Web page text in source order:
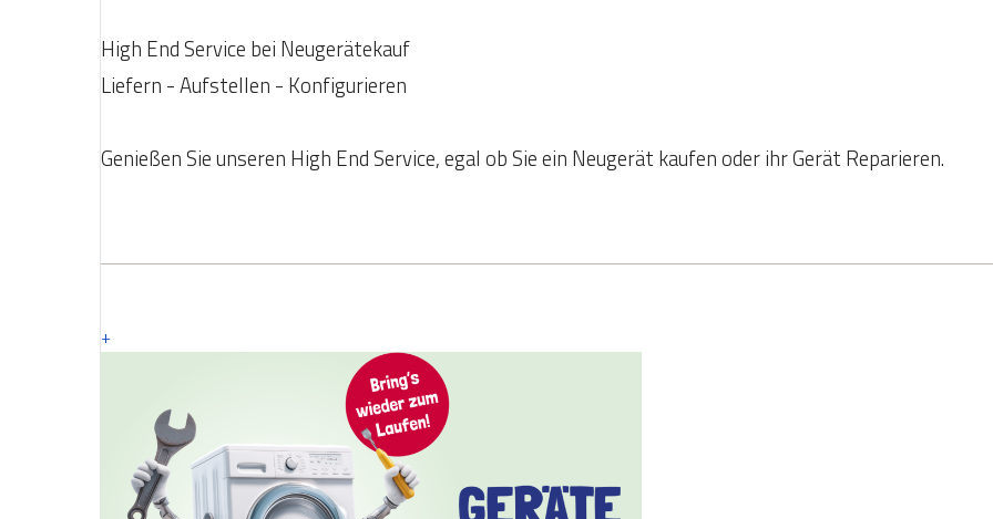
High End Service bei Neugerätekauf
Liefern - Aufstellen - Konfigurieren
Genießen Sie unseren High End Service, egal ob Sie ein Neugerät kaufen oder ihr Gerät Reparieren.
+